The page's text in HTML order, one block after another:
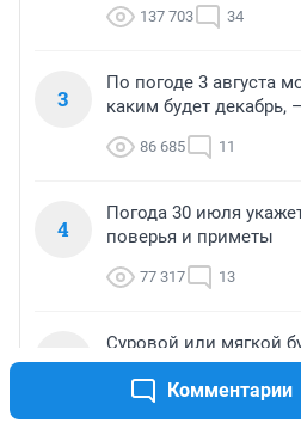
Комментарии
137 703 34
3
По погоде 3 августа
каким будет
86 685 11
4
Погода 30 июля
поверья и приметы
77 317 13
5
Суровой или мягкой
узнать по погоде 5
приметы